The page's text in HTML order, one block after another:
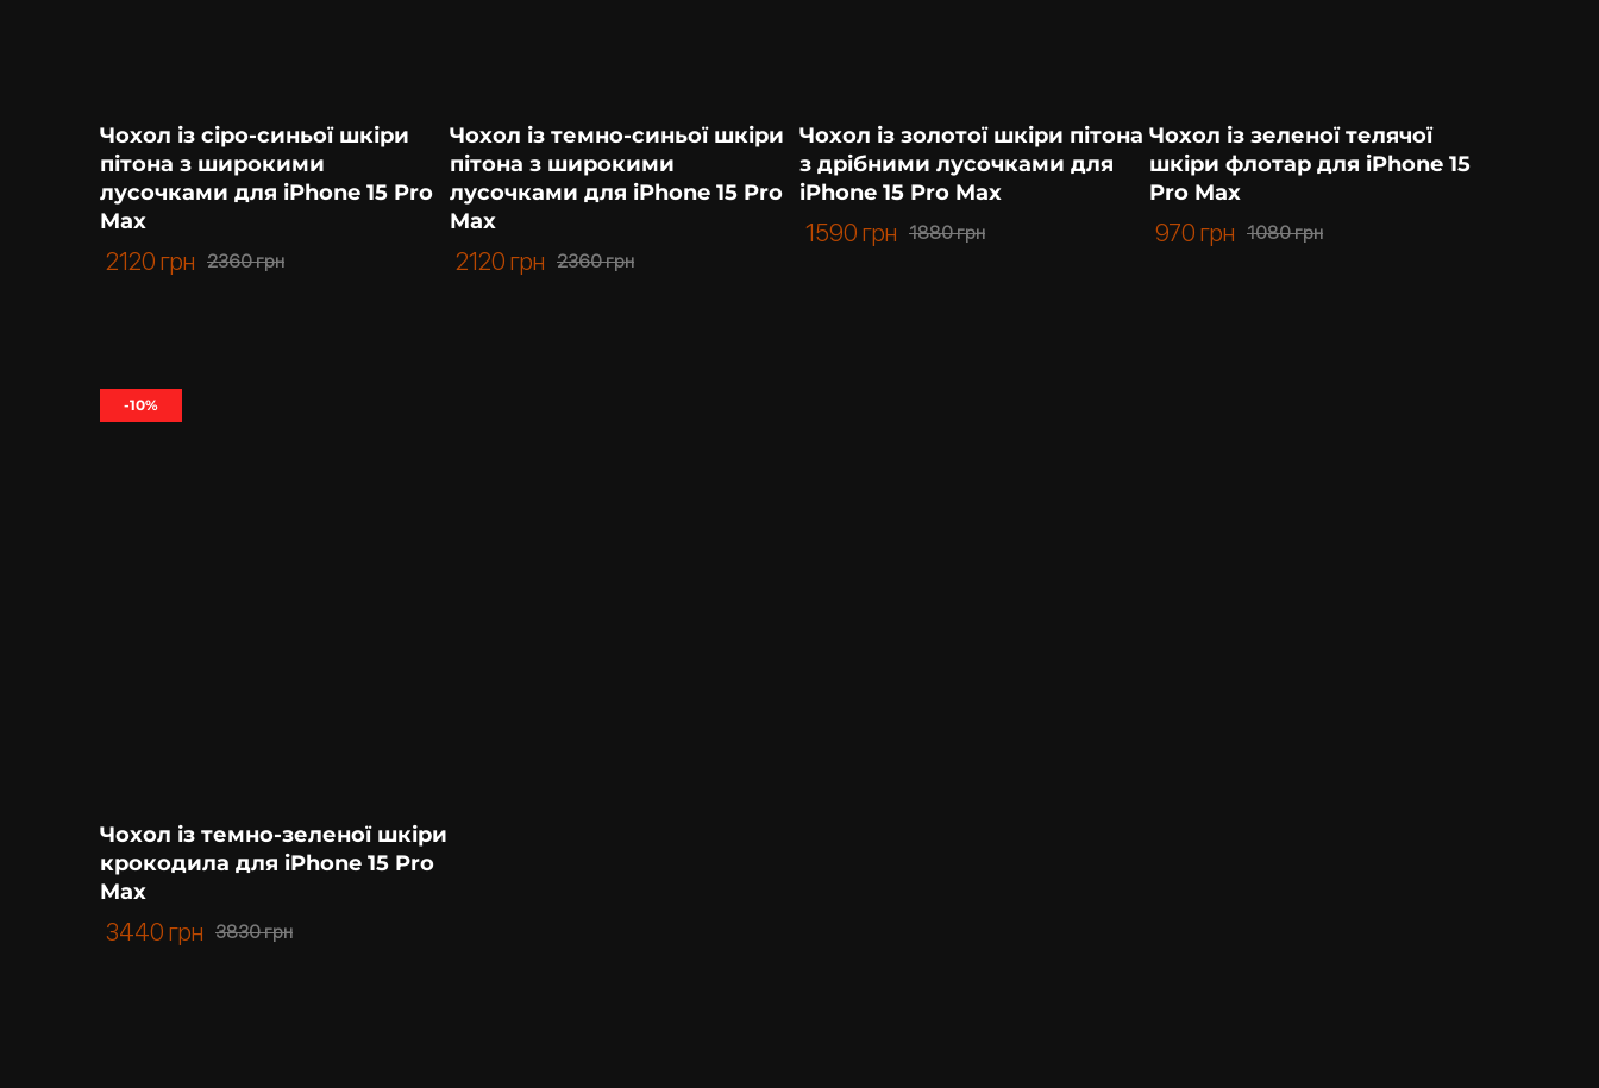
Чохол із сіро-синьої шкіри
пітона з широкими
лусочками для iPhone 15 Pro
Max
2360грн
2120 грн
Чохол із темно-синьої шкіри
пітона з широкими
лусочками для iPhone 15 Pro
Max
2360грн
2120 грн
Чохол із золотої шкіри пітона
з дрібними лусочками для
iPhone 15 Pro Max
1880грн
1590 грн
Чохол із зеленої телячої
шкіри флотар для iPhone 15
Pro Max
1080грн
970 грн
-10%
Чохол із темно-зеленої шкіри
крокодила для iPhone 15 Pro
Max
3830грн
3440 грн